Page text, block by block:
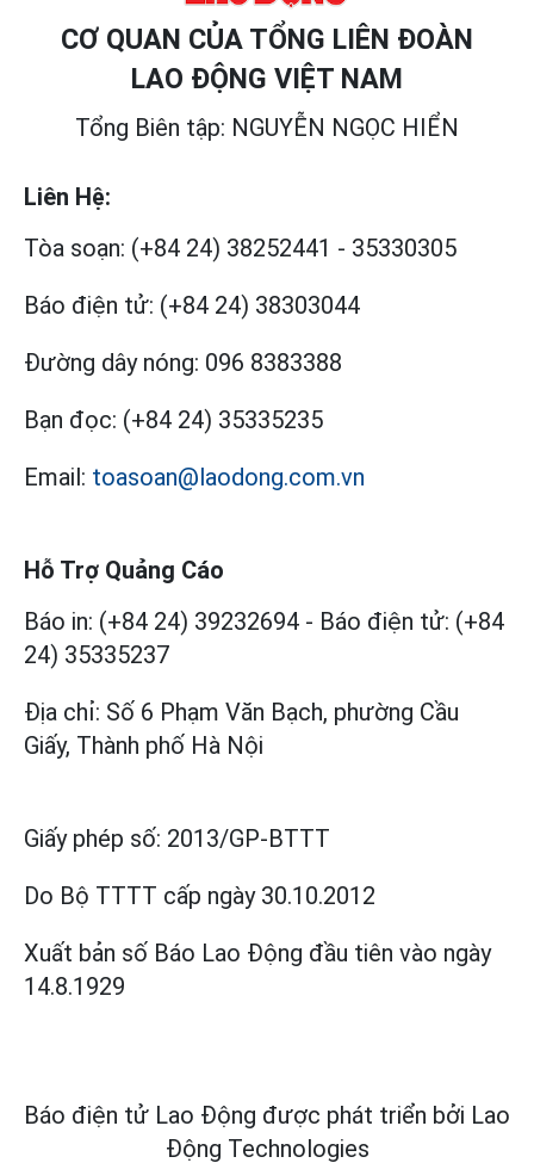
CƠ QUAN CỦA TỔNG LIÊN ĐOÀN
LAO ĐỘNG VIỆT NAM
Tổng Biên tập: NGUYỄN NGỌC HIỂN
Liên Hệ:
Tòa soạn: (+84 24) 38252441 - 35330305
Báo điện tử: (+84 24) 38303044
Đường dây nóng: 096 8383388
Bạn đọc: (+84 24) 35335235
Email: toasoan@laodong.com.vn
Hỗ Trợ Quảng Cáo
Báo in: (+84 24) 39232694 - Báo điện tử: (+84
24) 35335237
Địa chỉ: Số 6 Phạm Văn Bạch, phường Cầu
Giấy, Thành phố Hà Nội
Giấy phép số: 2013/GP-BTTT
Do Bộ TTTT cấp ngày 30.10.2012
Xuất bản số Báo Lao Động đầu tiên vào ngày
14.8.1929
Báo điện tử Lao Động được phát triển bởi Lao
Động Technologies